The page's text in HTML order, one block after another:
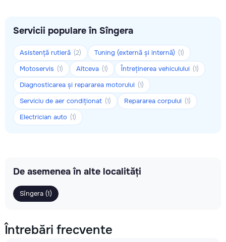
Servicii populare în Sîngera
Asistență rutieră (2) Tuning (externă și internă) (1)
Motoservis (1) Altceva (1) Întreținerea vehiculului (1)
Diagnosticarea și repararea motorului (1)
Serviciu de aer condiționat (1) Repararea corpului (1)
Electrician auto (1)
De asemenea în alte localități
Sîngera (1)
Întrebări frecvente